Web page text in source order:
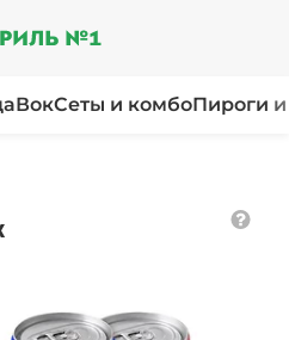
ВокСеты и комбоПироги